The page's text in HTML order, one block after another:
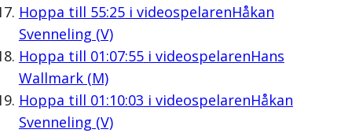
Hoppa till 55:25i videospelarenHåkan
Svenneling (V)
Hoppa till 01:07:55i videospelarenHans
Wallmark (M)
Hoppa till 01:10:03 i videospelarenHåkan
Svenneling (V)